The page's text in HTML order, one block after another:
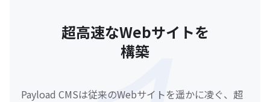
超高速なWebサイトを
構築
Payload CMSは従来のWebサイトを遥かに凌ぐ、超